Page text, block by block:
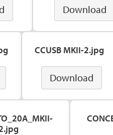
Download
CCUSB MKII-2.jpg
Download